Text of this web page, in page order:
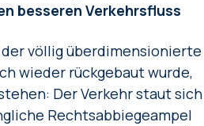
besseren Verkehrsfluss
der völlig überdimensionierte
wieder rückgebaut wurde,
Der Verkehr staut sich
Rechtsabbiegeampel